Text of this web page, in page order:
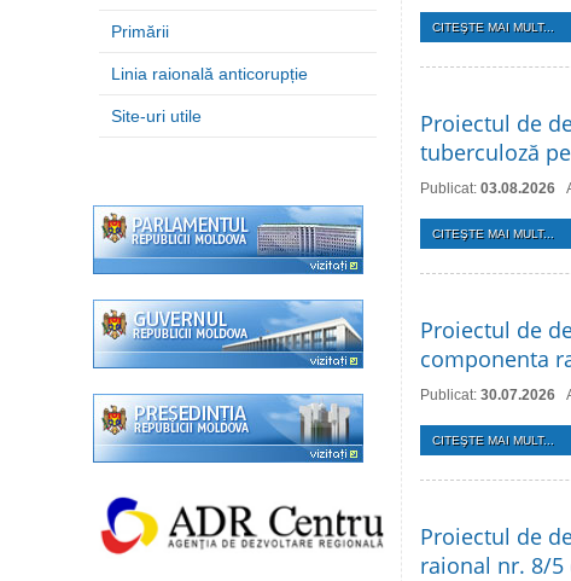
Primării
Linia raională anticorupție
Site-uri utile
CITEŞTE MAI MULT...
Proiectul de
tuberculoză
Publicat: 03.08.2026
CITEŞTE MAI MULT...
Proiectul de
componenta
Publicat: 30.07.2026
CITEŞTE MAI MULT...
Proiectul de
raional nr. 8/5